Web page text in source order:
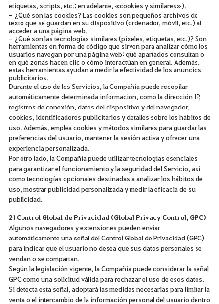
etiquetas, scripts, etc.; en adelante, «cookies y similares»).
- ¿Qué son las cookies? Las cookies son pequeños archivos de
texto que se guardan en su dispositivo (ordenador, móvil, etc.) al
acceder a una página web.
- ¿Qué son las tecnologías similares (píxeles, etiquetas, etc.)? Son
herramientas en forma de código que sirven para analizar cómo los
usuarios navegan por una página web: qué apartados consultan o
en qué zonas hacen clic o cómo interactúan en general. Además,
estas herramientas ayudan a medir la efectividad de los anuncios
publicitarios.
Durante el uso de los Servicios, la Compañía puede recopilar
automáticamente determinada información, como la dirección IP,
registros de conexión, datos del dispositivo y del navegador,
cookies, identificadores publicitarios y detalles sobre los hábitos de
uso. Además, emplea cookies y métodos similares para guardar las
preferencias del usuario, mantener la sesión activa y ofrecer una
experiencia personalizada.
Por otro lado, la Compañía puede utilizar tecnologías esenciales
para garantizar el funcionamiento y la seguridad del Servicio, así
como tecnologías opcionales destinadas a analizar los hábitos de
uso, mostrar publicidad personalizada y medir la eficacia de su
publicidad.
2) Control Global de Privacidad (Global Privacy Control, GPC)
Algunos navegadores y extensiones pueden enviar
automáticamente una señal del Control Global de Privacidad (GPC)
para indicar que el usuario no desea que sus datos personales se
vendan o se compartan.
Según la legislación vigente, la Compañía puede considerar la señal
GPC como una solicitud válida para rechazar el uso de esos datos.
Si detecta esta señal, adoptará las medidas necesarias para limitar la
venta o el intercambio de la información personal del usuario dentro